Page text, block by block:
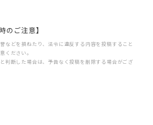
のご注意】
などを損ねたり、法令に違反する内容を投稿すること
ください。
判断した場合は、予告なく投稿を削除する場合がござ